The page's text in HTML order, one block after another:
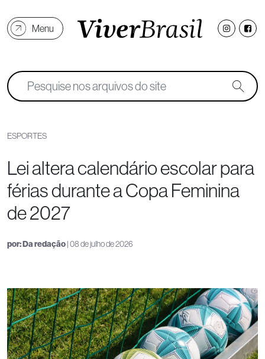
Menu
ESPORTES
Lei altera calendário escolar para
férias durante a Copa Feminina
de 2027
por:Da redação| 08 de julho de 2026